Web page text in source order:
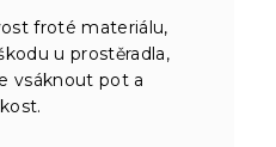
froté materiálu,
u prostěradla,
vsáknout pot a